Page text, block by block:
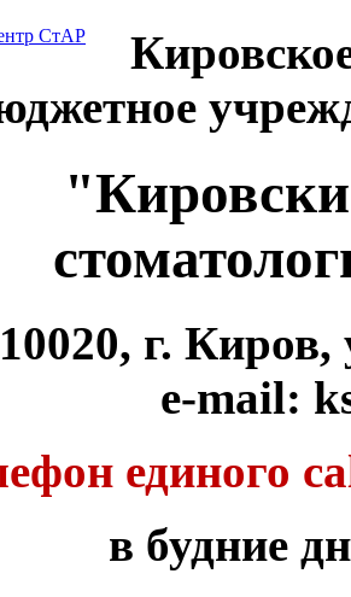
г.
e-mail:
единого
в будние